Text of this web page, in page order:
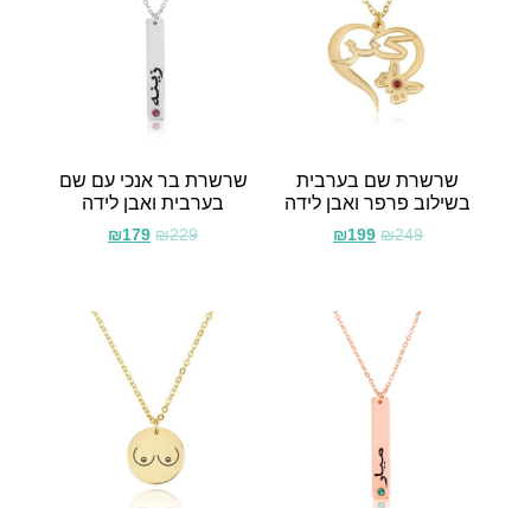
שרשרת שם בערבית
בשילוב פרפר ואבן לידה
₪249
₪199
שרשרת בר אנכי עם שם
בערבית ואבן לידה
₪229
₪179